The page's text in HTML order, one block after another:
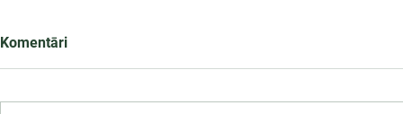
Komentāri